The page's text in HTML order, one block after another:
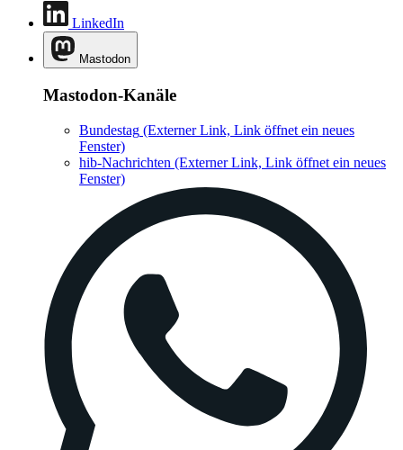
LinkedIn
Mastodon
Mastodon-Kanäle
Bundestag (Externer Link, Link öffnet ein neues
Fenster)
hib-Nachrichten (Externer Link, Link öffnet ein neues
Fenster)